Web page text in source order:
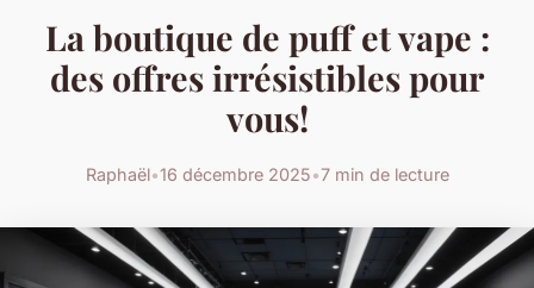
La boutique de puff et vape :
des offres irrésistibles pour
vous!
Raphaël•16 décembre 2025•7 min de lecture